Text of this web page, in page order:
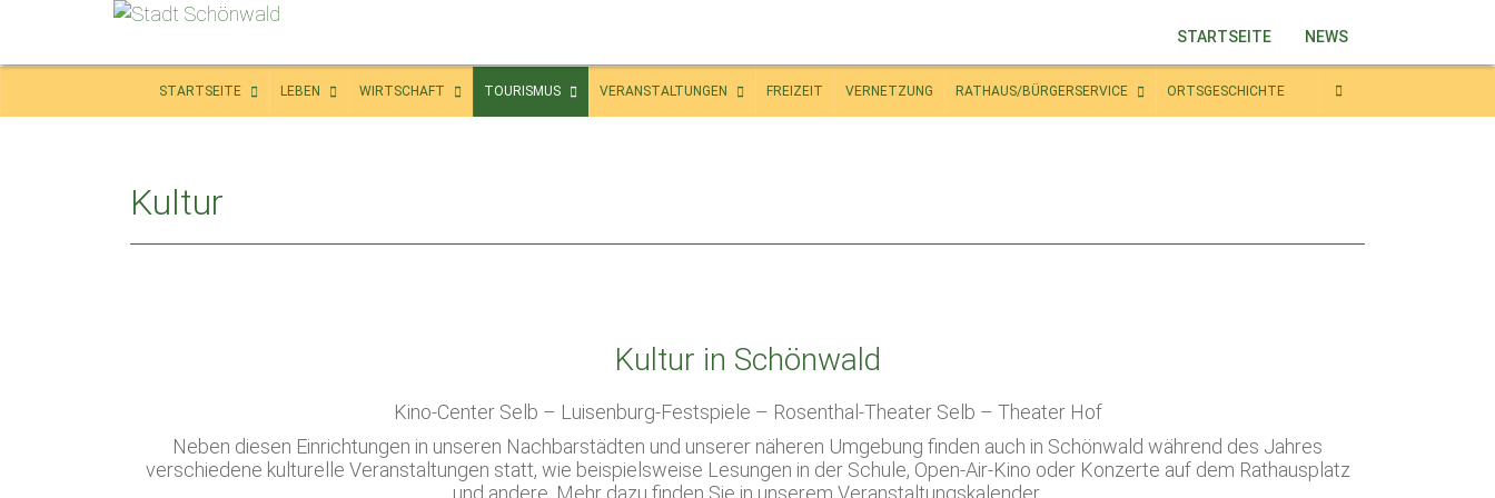
STARTSEITE NEWS
STARTSEITE LEBEN WIRTSCHAFT TOURISMUS VERANSTALTUNGEN FREIZEIT VERNETZUNG RATHAUS/BÜRGERSERVICE ORTSGESCHICHTE
Kultur
Kultur in Schönwald
Kino-Center Selb – Luisenburg-Festspiele – Rosenthal-Theater Selb – Theater Hof
Neben diesen Einrichtungen in unseren Nachbarstädten und unserer näheren Umgebung finden auch in Schönwald während des Jahres
verschiedene kulturelle Veranstaltungen statt, wie beispielsweise Lesungen in der Schule, Open-Air-Kino oder Konzerte auf dem Rathausplatz
und andere. Mehr dazu finden Sie in unserem Veranstaltungskalender.